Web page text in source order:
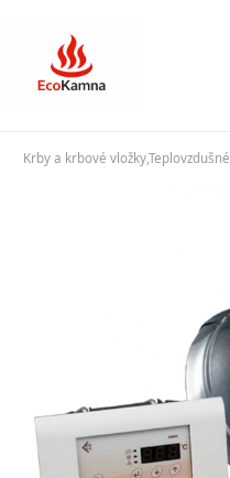
Krby a krbové